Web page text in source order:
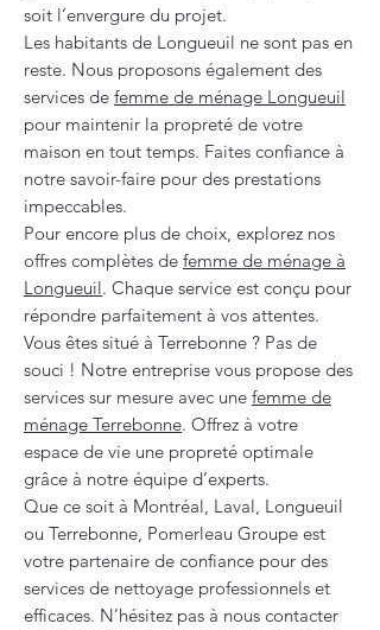
soit l’envergure du projet.
Les habitants de Longueuil ne sont pas en
reste. Nous proposons également des
services de femme de ménage Longueuil
pour maintenir la propreté de votre
maison en tout temps. Faites confiance à
notre savoir-faire pour des prestations
impeccables.
Pour encore plus de choix, explorez nos
offres complètes de femme de ménage à
Longueuil. Chaque service est conçu pour
répondre parfaitement à vos attentes.
Vous êtes situé à Terrebonne ? Pas de
souci ! Notre entreprise vous propose des
services sur mesure avec une femme de
ménage Terrebonne. Offrez à votre
espace de vie une propreté optimale
grâce à notre équipe d’experts.
Que ce soit à Montréal, Laval, Longueuil
ou Terrebonne, Pomerleau Groupe est
votre partenaire de confiance pour des
services de nettoyage professionnels et
efficaces. N’hésitez pas à nous contacter